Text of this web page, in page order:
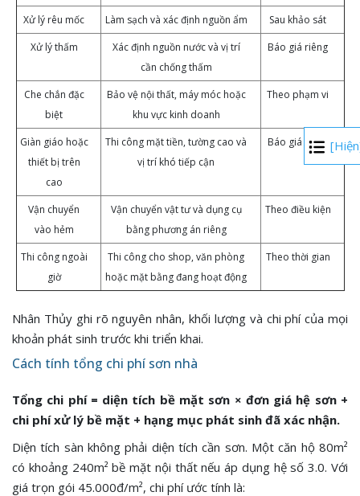
Xử lý rêu mốc Làm sạch và xác định nguồn ẩm
Sau khảo sát
Xử lý thấm
Xác định nguồn nước và vị trí
cần chống thấm
Báo giá riêng
Che chắn đặc
biệt
Bảo vệ nội thất, máy móc hoặc
khu vực kinh doanh
Theo phạm vi
Giàn giáo hoặc
thiết bị trên
cao
Thi công mặt tiền, tường cao và
vị trí khó tiếp cận
Báo giá riêng
Vận chuyển
vào hẻm
Vận chuyển vật tư và dụng cụ
bằng phương án riêng
Theo điều kiện
Thi công ngoài
giờ
Thi công cho shop, văn phòng
hoặc mặt bằng đang hoạt động
Theo thời gian
Nhân Thủy ghi rõ nguyên nhân, khối lượng và chi phí của mọi
khoản phát sinh trước khi triển khai.
Cách tính tổng chi phí sơn nhà
Tổng chi phí = diện tích bề mặt sơn × đơn giá hệ sơn +
chi phí xử lý bề mặt + hạng mục phát sinh đã xác nhận.
Diện tích sàn không phải diện tích cần sơn. Một căn hộ 80m²
có khoảng 240m² bề mặt nội thất nếu áp dụng hệ số 3.0. Với
giá trọn gói 45.000đ/m², chi phí ước tính là: